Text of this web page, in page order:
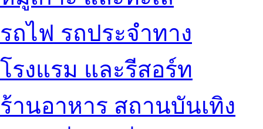
รถไฟ รถประจำทาง
โรงแรม และรีสอร์ท
ร้านอาหาร สถานบันเทิง